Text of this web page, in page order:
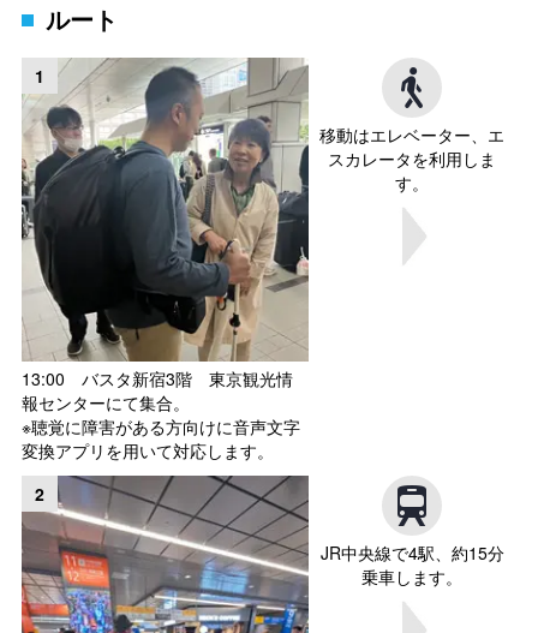
ルート
1
13:00 バスタ新宿3階 東京観光情
報センターにて集合。
※聴覚に障害がある方向けに音声文字
変換アプリを用いて対応します。
移動はエレベーター、エ
スカレータを利用しま
す。
2
JR中央線で4駅、約15分
乗車します。